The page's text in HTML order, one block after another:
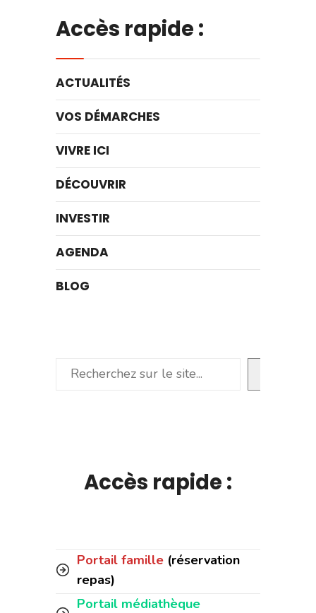
Accès rapide :
ACTUALITÉS
VOS DÉMARCHES
VIVRE ICI
DÉCOUVRIR
INVESTIR
AGENDA
BLOG
Rechercher
Accès rapide :
Portail famille (réservation
repas)
Portail médiathèque